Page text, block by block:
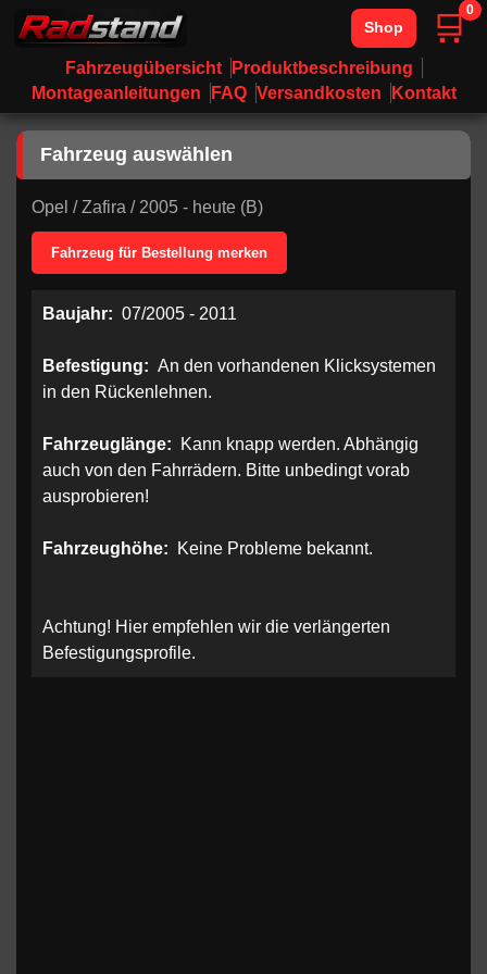
Fahrzeugübersicht
Produktbeschreibung
Montageanleitungen
FAQ Versandkosten Kontakt
Shop 🛒0
Fahrzeug auswählen
Opel /Zafira / 2005 - heute (B)
Fahrzeug für Bestellung merken
Baujahr: 07/2005 - 2011
Befestigung: An den vorhandenen Klicksystemen
in den Rückenlehnen.
Fahrzeuglänge:
Kann knapp werden. Abhängig
auch von den Fahrrädern. Bitte unbedingt vorab
ausprobieren!
Fahrzeughöhe: Keine Probleme bekannt.
Achtung! Hier empfehlen wir die verlängerten
Befestigungsprofile.